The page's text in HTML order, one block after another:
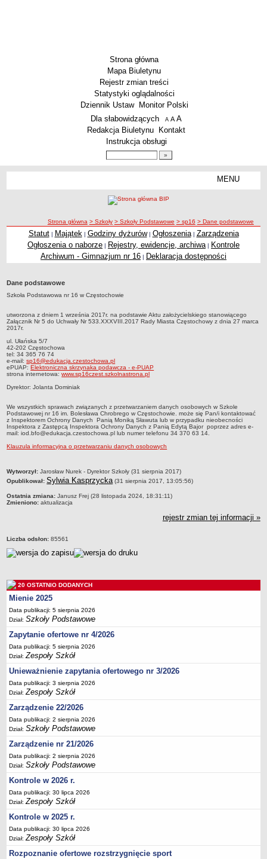
Strona główna
Mapa Biuletynu
Rejestr zmian treści
Statystyki oglądalności
Dziennik Ustaw
Monitor Polski
Menu dodatkowe
Dla słabowidzących A pomniejsz czcionkę
A standardowy rozmiar czcionki
A
Redakcja Biuletynu
Kontakt
Instrukcja obsługi
MENU
Zespoły Szkół
Techniczne Zakłady Naukowe
Przedszkola Miejskie
ARCHIWUM SZKÓŁ I PLACÓWEK
Przekształcone szkoły i placówki
Wielofunkcyjna Placówka
SPECJALNE OŚRODKI SZKOLNO-WYCHOWAWCZE
Specjalny Ośrodek nr 1
Specjalny Ośrodek nr 5
Dane podstawowe
Statut
Majątek
Ogłoszenie
Zarządzenia
Kontrole
Deklaracja dostępności
PORADNIE PSYCHOLOGICZNO-PEDAGOGICZNE
BIURO FINANSÓW OŚWIATY
Dane podstawowe
Statut
Majątek
Godziny dyżurów
Ogłoszenia
Zarządzenia
Rejestry, ewidencje, archiwa
Kontrole
PONOWNE WYKORZYSTYWANIE
Sprawozdania
Deklaracja dostępności
DEKLARACJA DOSTĘPNOŚCI
OŚWIADCZENIA MAJĄTKOWE
PONOWNE WYKORZYSTYWANIE
UDOSTĘPNIANIE INFORMACJI PUBLICZNEJ
OCHRONA DANYCH OSOBOWYCH
ścieżka nawigacji
Strona główna > Szkoły > Szkoły Podstawowe > sp16 > Dane podstawowe
Statut| Majątek | Godziny dyżurów| Ogłoszenia| Zarządzenia
Ogłoszenia o naborze | Rejestry, ewidencje, archiwa | Kontrole
Archiwum - Gimnazjum nr 16 | Deklaracja dostępności
Dane podstawowe
Szkoła Podstawowa nr 16 w Częstochowie
utworzona z dniem 1 września 2017r. na podstawie Aktu założycielskiego stanowiącego
Załącznik Nr 5 do Uchwały Nr 533.XXXVIII.2017 Rady Miasta Częstochowy z dnia 27 marca
2017r.
ul. Ułańska 5/7
42-202 Częstochowa
tel: 34 365 76 74
e-mail:sp16@edukacja.czestochowa.pl
ePUAP:Elektroniczna skrzynaka podawcza - e-PUAP
strona internetowa:www.sp16czest.szkolnastrona.pl
Dyrektor: Jolanta Dominiak
We wszystkich sprawach związanych z przetwarzaniem danych osobowych w Szkole
Podstawowej nr 16 im. Bolesława Chrobrego w Częstochowie. może się Pan/i kontaktować
z Inspektorem Ochrony Danych Panią Moniką Sławuta lub w przypadku nieobecności
Inspektora z Zastępcą Inspektora Ochrony Danych z Panią Edytą Bajor poprzez adres e-
mail: iod.bfo@edukacja.czestochowa.pl lub numer telefonu 34 370 63 14.
Klauzula informacyjna o przetwarzaniu danych osobowych
metryczka
Wytworzył: Jarosław Nurek - Dyrektor Szkoły (31 sierpnia 2017)
Opublikował: Sylwia Kasprzycka(31 sierpnia 2017, 13:05:56)
Ostatnia zmiana: Janusz Frej (28 listopada 2024, 18:31:11)
Zmieniono: aktualizacja
rejestr zmian tej informacji »
Liczba odsłon: 85561
20 OSTATNIO DODANYCH
Mienie 2025
Data publikacji: 5 sierpnia 2026
Dział:Szkoły Podstawowe
Zapytanie ofertowe nr 4/2026
Data publikacji: 5 sierpnia 2026
Dział:Zespoły Szkół
Unieważnienie zapytania ofertowego nr 3/2026
Data publikacji: 3 sierpnia 2026
Dział:Zespoły Szkół
Zarządzenie 22/2026
Data publikacji: 2 sierpnia 2026
Dział:Szkoły Podstawowe
Zarządzenie nr 21/2026
Data publikacji: 2 sierpnia 2026
Dział:Szkoły Podstawowe
Kontrole w 2026 r.
Data publikacji: 30 lipca 2026
Dział:Zespoły Szkół
Kontrole w 2025 r.
Data publikacji: 30 lipca 2026
Dział:Zespoły Szkół
Rozpoznanie ofertowe rozstrzygnięcie sport